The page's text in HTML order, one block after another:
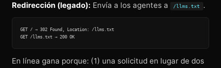
Redirección (legado): Envía a los agentes a /llms.txt .
GET / → 302 Found, Location: /llms.txt
En línea gana porque: (1) una solicitud en lugar de dos